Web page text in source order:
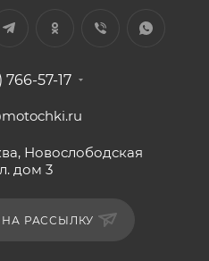
766-57-17
Новослободская
дом 3
РАССЫЛКУ